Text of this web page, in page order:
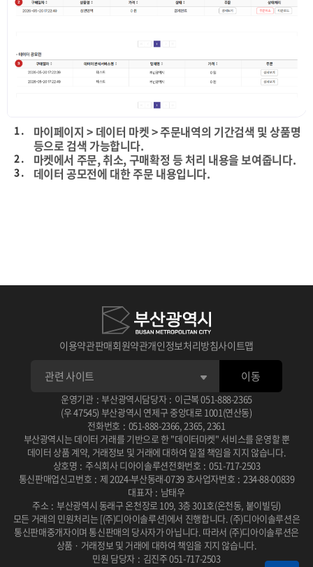
1 .
마이페이지 > 데이터 마켓 > 주문내역의 기간검색 및 상품명
등으로 검색 가능합니다.
2 . 마켓에서 주문, 취소, 구매확정 등 처리 내용을 보여줍니다.
3 . 데이터 공모전에 대한 주문 내용입니다.
판매 가능한 공급자가 되려면
판매자 신청이 완료되면공급자 자격을 획득!
공급자 관리 메뉴에서 상품 등록 신청이 가능
상품 등록 신청 후승인 절차 확인!
수요자가 맞춤형 신청하면
공급자가 답변 완료 후수요자에게 알림, 답변 확인 후 승인, 반려
승인, 반려 처리 후 공급자에게 알림 전자계약 링크 생성 후 수요자에게 알림
수요자가 서명 후 공급자에게 알림공급자가 확인
수요자가 분석 서비스 신청하면
관리자가 승인, 반려처리 후공급자 전체에게 알림
승인 시 시작일에 맞춰 진행중 종료일에 맞춰 심사중으로 바뀜
공급자가 참여수요자가 순위 결정 심사 및 상금 결제
이용약관판매회원약관개인정보처리방침사이트맵
운영기관 : 부산광역시담당자 : 이근복051-888-2365
(우 47545) 부산광역시 연제구 중앙대로 1001(연산동)
전화번호 : 051-888-2366, 2365, 2361
부산광역시는 데이터 거래를 기반으로 한 "데이터마켓" 서비스를 운영할 뿐
데이터 상품 계약, 거래정보 및 거래에 대하여 일절 책임을 지지 않습니다.
상호명 : 주식회사 디아이솔루션전화번호 : 051-717-2503
통신판매업신고번호 : 제 2024-부산동래-0739 호사업자번호 : 234-88-00839
대표자 : 남태우
주소 : 부산광역시 동래구 온천장로 109, 3층 301호(온천동, 붙이빌딩)
모든 거래의 민원처리는 [(주)디아이솔루션]에서 진행합니다. (주)디아이솔루션은
통신판매중개자이며 통신판매의 당사자가 아닙니다. 따라서 (주)디아이솔루션은
상품 · 거래정보 및 거래에 대하여 책임을 지지 않습니다.
민원 담당자 : 김진주 051-717-2503
이동